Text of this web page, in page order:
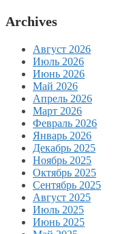
Archives
Август 2026
Июль 2026
Июнь 2026
Май 2026
Апрель 2026
Март 2026
Февраль 2026
Январь 2026
Декабрь 2025
Ноябрь 2025
Октябрь 2025
Сентябрь 2025
Август 2025
Июль 2025
Июнь 2025